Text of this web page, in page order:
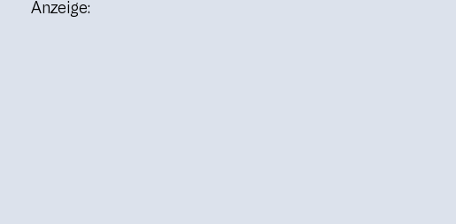
Anzeige: